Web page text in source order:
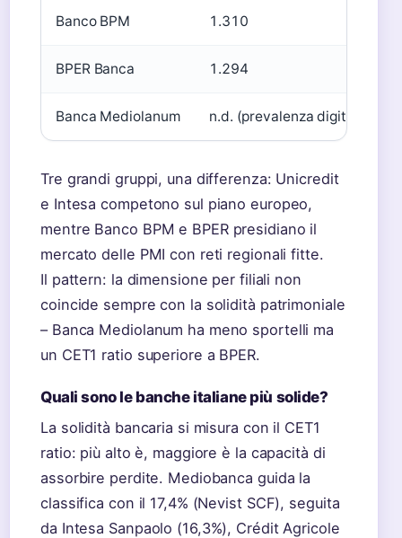
Banco BPM 1.310
BPER Banca 1.294
Banca Mediolanum n.d. (prevalenza digital)
Tre grandi gruppi, una differenza: Unicredit
e Intesa competono sul piano europeo,
mentre Banco BPM e BPER presidiano il
mercato delle PMI con reti regionali fitte.
Il pattern: la dimensione per filiali non
coincide sempre con la solidità patrimoniale
– Banca Mediolanum ha meno sportelli ma
un CET1 ratio superiore a BPER.
Quali sono le banche italiane più solide?
La solidità bancaria si misura con il CET1
ratio: più alto è, maggiore è la capacità di
assorbire perdite. Mediobanca guida la
classifica con il 17,4% (Nevist SCF), seguita
da Intesa Sanpaolo (16,3%), Crédit Agricole